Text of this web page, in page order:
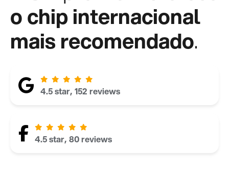
o chip internacional
mais recomendado.
4.5 star, 152 reviews
4.5 star, 80 reviews